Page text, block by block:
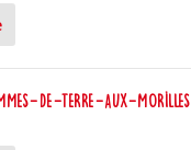
de-terre-aux-morilles